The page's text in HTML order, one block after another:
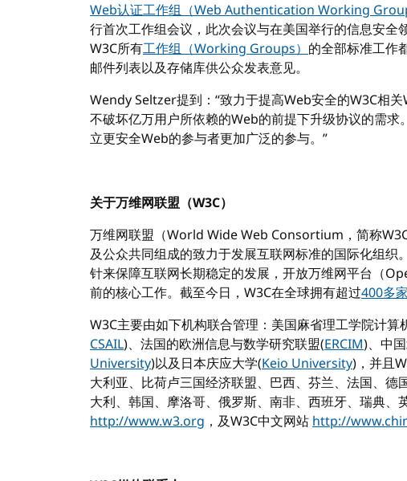
Web认证工作组（Web Authentication Working
行首次工作组会议，此次会议与在美国举行的信息安全
W3C所有工作组（Working Groups）的全部标准工作
邮件列表以及存储库供公众发表意见。
Wendy Seltzer提到：“致力于提高Web安全的W3C相
不破坏亿万用户所依赖的Web的前提下升级协议的需求
立更安全Web的参与者更加广泛的参与。”
关于万维网联盟（W3C）
万维网联盟（World Wide Web Consortium，简称
及公众共同组成的致力于发展互联网标准的国际化组织
针来保障互联网长期稳定的发展，开放万维网平台（
前的核心工作。截至今日，W3C在全球拥有超过400多
W3C主要由如下机构联合管理：美国麻省理工学院计算
CSAIL)、法国的欧洲信息与数学研究联盟(ERCIM)、中
University)以及日本庆应大学(Keio University)，并且
大利亚、比荷卢三国经济联盟、巴西、芬兰、法国、
大利、韩国、摩洛哥、俄罗斯、南非、西班牙、瑞典、
http://www.w3.org ，及W3C中文网站http://